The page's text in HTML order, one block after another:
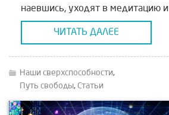
наевшись, уходят в медитацию и
нирвану; весь растительный мир
прямо на глазах радуется […]
ЧИТАТЬ ДАЛЕЕ
Наши сверхспособности,
Путь свободы, Статьи